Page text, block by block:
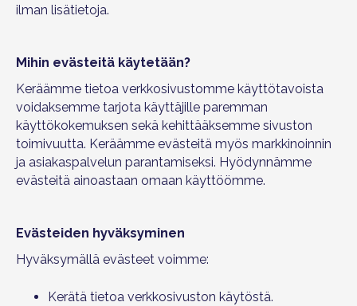
ilman lisätietoja.
Mihin evästeitä käytetään?
Keräämme tietoa verkkosivustomme käyttötavoista
voidaksemme tarjota käyttäjille paremman
käyttökokemuksen sekä kehittääksemme sivuston
toimivuutta. Keräämme evästeitä myös markkinoinnin
ja asiakaspalvelun parantamiseksi. Hyödynnämme
evästeitä ainoastaan omaan käyttöömme.
Evästeiden hyväksyminen
Hyväksymällä evästeet voimme:
Kerätä tietoa verkkosivuston käytöstä.